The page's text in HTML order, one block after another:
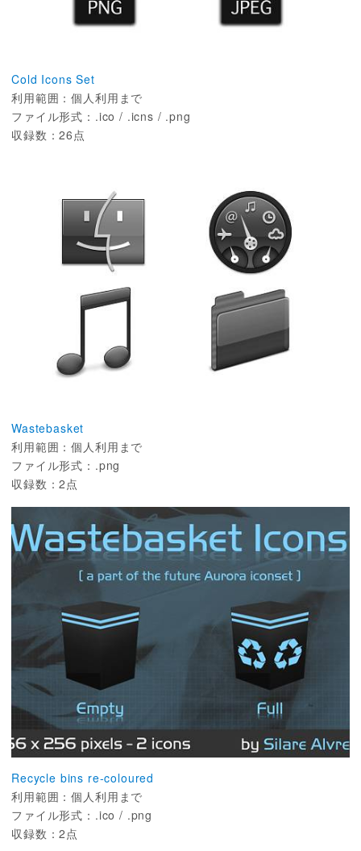
Cold Icons Set
利用範囲：個人利用まで
ファイル形式：.ico / .icns / .png
収録数：26点
Wastebasket
利用範囲：個人利用まで
ファイル形式：.png
収録数：2点
Recycle bins re-coloured
利用範囲：個人利用まで
ファイル形式：.ico / .png
収録数：2点